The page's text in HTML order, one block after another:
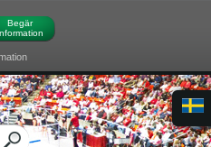
Begär